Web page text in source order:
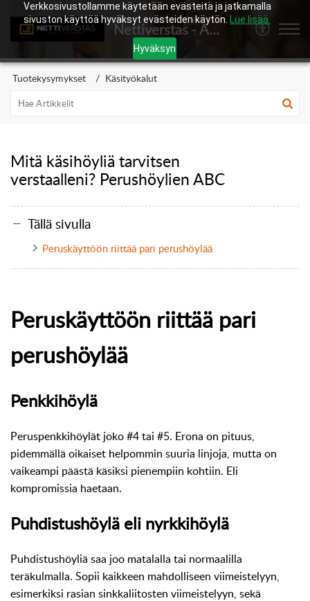
Verkkosivustollamme käytetään evästeitä ja jatkamalla
sivuston käyttöä hyväksyt evästeiden käytön.
Lue lisää.
Hyväksyn
Nettiverstas - Asiakaspalvelukeskus
Tuotekysymykset Käsityökalut
Mitä käsihöyliä tarvitsen
verstaalleni? Perushöylien ABC
Tällä sivulla
Peruskäyttöön riittää pari perushöylää
Peruskäyttöön riittää pari
perushöylää
Penkkihöylä
Peruspenkkihöylät joko #4 tai #5. Erona on pituus,
pidemmällä oikaiset helpommin suuria linjoja, mutta on
vaikeampi päästä käsiksi pienempiin kohtiin. Eli
kompromissia haetaan.
Puhdistushöylä eli nyrkkihöylä
Puhdistushöyliä saa joo matalalla tai normaalilla
teräkulmalla. Sopii kaikkeen mahdolliseen viimeistelyyn,
esimerkiksi rasian sinkkaliitosten viimeistelyyn, sekä